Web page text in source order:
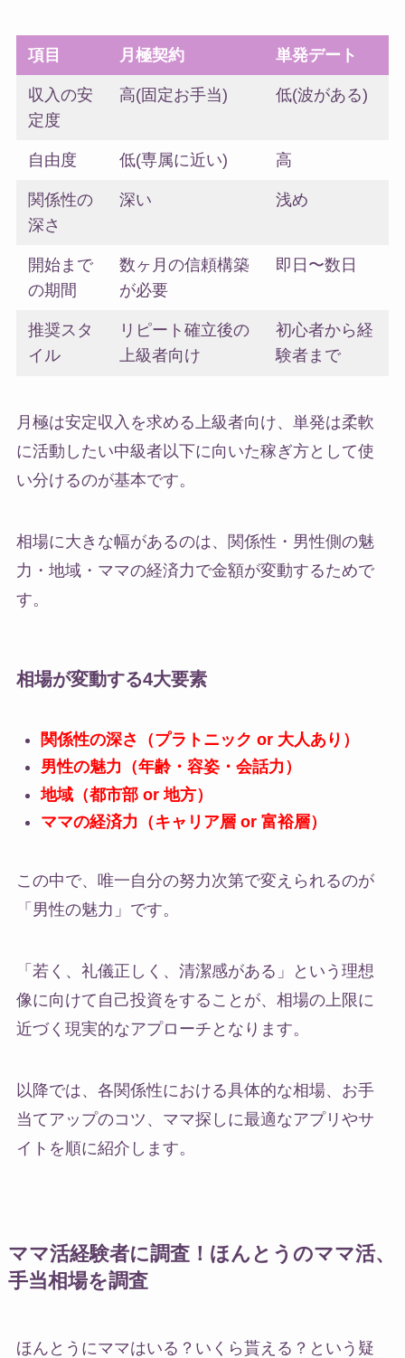
項目 月極契約 単発デート
収入の安
定度
高(固定お手当) 低(波がある)
自由度 低(専属に近い) 高
関係性の
深さ
深い 浅め
開始まで
の期間
数ヶ月の信頼構築
が必要
即日〜数日
推奨スタ
イル
リピート確立後の
上級者向け
初心者から経
験者まで
月極は安定収入を求める上級者向け、単発は柔軟
に活動したい中級者以下に向いた稼ぎ方として使
い分けるのが基本です。
相場に大きな幅があるのは、関係性・男性側の魅
力・地域・ママの経済力で金額が変動するためで
す。
相場が変動する4大要素
関係性の深さ（プラトニック or 大人あり）
男性の魅力（年齢・容姿・会話力）
地域（都市部 or 地方）
ママの経済力（キャリア層 or 富裕層）
この中で、唯一自分の努力次第で変えられるのが
「男性の魅力」です。
「若く、礼儀正しく、清潔感がある」という理想
像に向けて自己投資をすることが、相場の上限に
近づく現実的なアプローチとなります。
以降では、各関係性における具体的な相場、お手
当てアップのコツ、ママ探しに最適なアプリやサ
イトを順に紹介します。
ママ活経験者に調査！ほんとうのママ活、
手当相場を調査
ほんとうにママはいる？いくら貰える？という疑